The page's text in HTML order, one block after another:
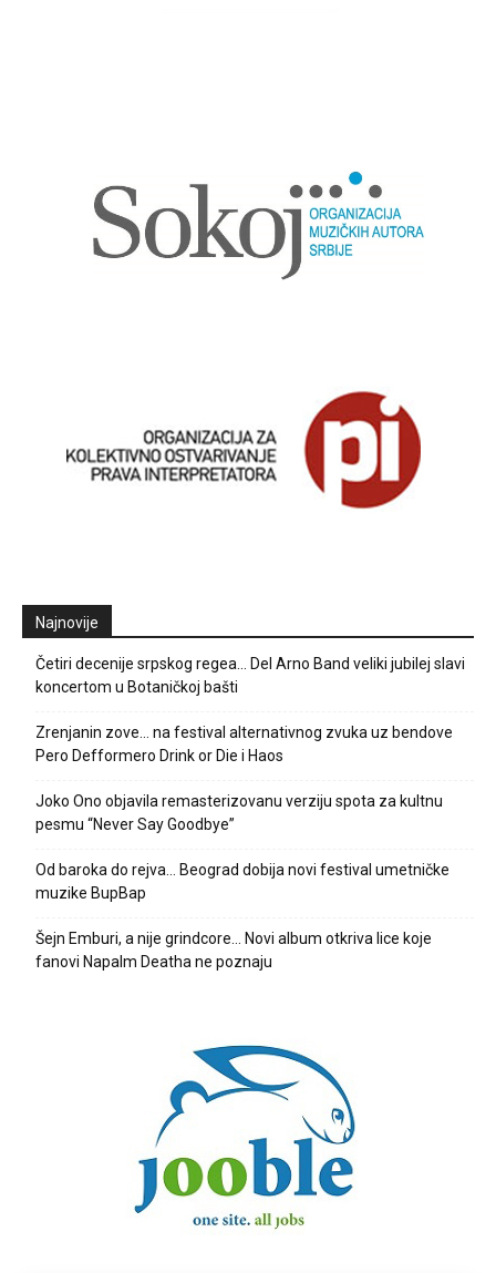
Najnovije
Četiri decenije srpskog regea… Del Arno Band veliki jubilej slavi
koncertom u Botaničkoj bašti
Zrenjanin zove… na festival alternativnog zvuka uz bendove
Pero Defformero Drink or Die i Haos
Joko Ono objavila remasterizovanu verziju spota za kultnu
pesmu “Never Say Goodbye”
Od baroka do rejva… Beograd dobija novi festival umetničke
muzike BupBap
Šejn Emburi, a nije grindcore… Novi album otkriva lice koje
fanovi Napalm Deatha ne poznaju